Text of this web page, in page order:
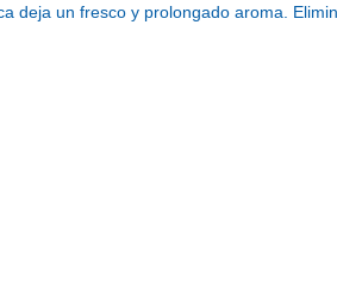
un fresco y prolongado aroma.